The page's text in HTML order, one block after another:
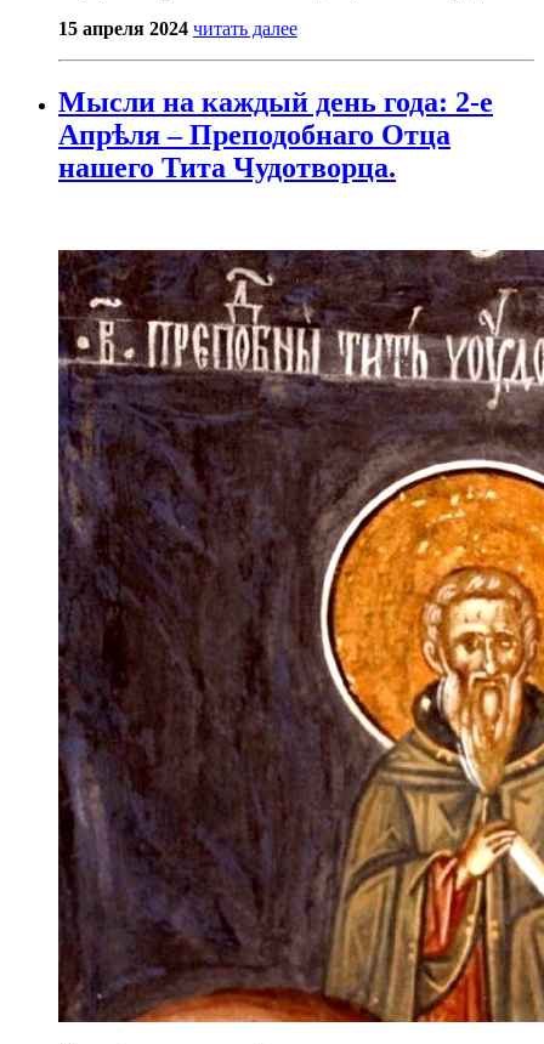
15 апреля 2024 читать далее
Мысли на каждый день года: 2-е
Апрѣля – Преподобнаго Отца
нашего Тита Чудотворца.